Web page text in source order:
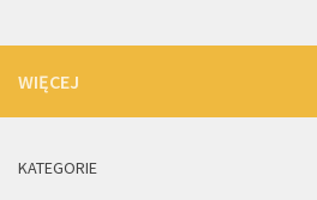
WIĘCEJ
KATEGORIE